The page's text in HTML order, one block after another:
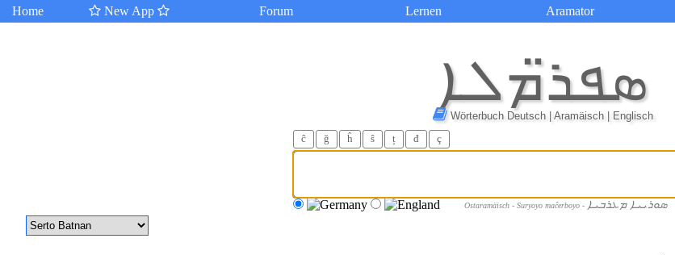
Home New App Forum Lernen Aramator
ܣܦܪ̈ܡܠܐ
Wörterbuch Deutsch | Aramäisch | Englisch
ĉ ğ ĥ ŝ ț đ ç
Ostaramäisch - Suryoyo maĉerboyo - ܣܘܪܝܝܐ ܡܥܪܒܝܐ